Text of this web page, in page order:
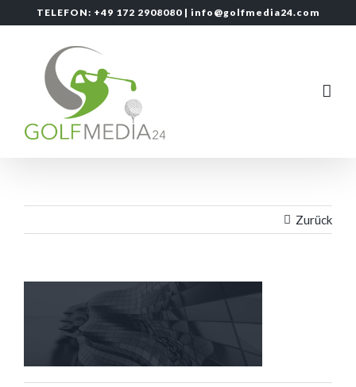
TELEFON: +49 172 2908080 | info@golfmedia24.com
Zurück